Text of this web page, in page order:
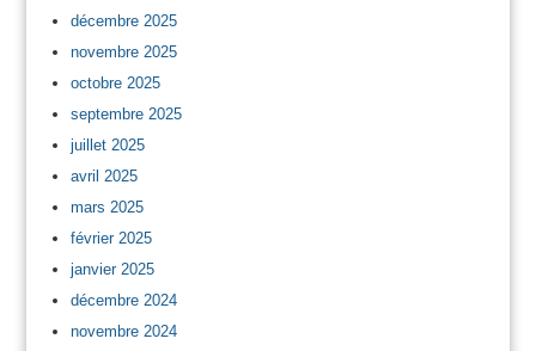
décembre 2025
novembre 2025
octobre 2025
septembre 2025
juillet 2025
avril 2025
mars 2025
février 2025
janvier 2025
décembre 2024
novembre 2024